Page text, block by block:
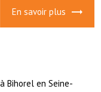
En savoir plus
Bihorel en Seine-